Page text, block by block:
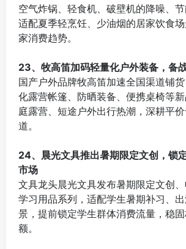
空气炸锅、轻食机、破壁机的降噪、节
适配夏季轻烹饪、少油烟的居家饮食
家消费趋势。
23、牧高笛加码轻量化户外装备，备
国产户外品牌牧高笛加速全国渠道铺
化露营帐篷、防晒装备、便携桌椅等
庭露营、短途户外出行热潮，深耕平
道。
24、晨光文具推出暑期限定文创，锁
市场
文具龙头晨光文具发布暑期限定文创
学习用品系列，适配学生暑期补习、
景，提前锁定学生群体消费流量，稳
额。